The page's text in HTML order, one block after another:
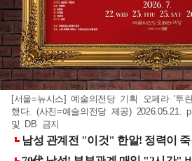
[서울=뉴시스] 예술의전당 기획 오페라 '투
했다. (사진=예술의전당 제공) 2026.05.21.
및 DB 금지